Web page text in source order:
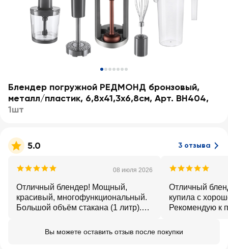
Блендер погружной РЕДМОНД бронзовый,
металл/пластик, 6,8х41,3х6,8см, Арт. BH404,
1шт
5.0 3 отзыва
08 июля 2026
Отличный блендер! Мощный,
красивый, многофункциональный.
Большой объём стакана (1 литр).
наличие подставки.
Отличный
купила с
Рекомендую к
Вы можете оставить отзыв после покупки